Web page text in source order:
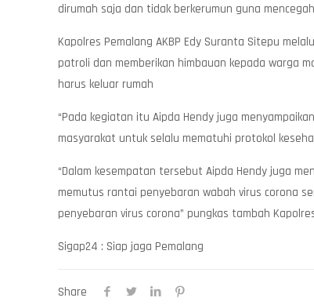
dirumah saja dan tidak berkerumun guna
Kapolres Pemalang AKBP Edy Suranta Sitepu
patroli dan memberikan himbauan kepada warga
harus keluar rumah
“Pada kegiatan itu Aipda Hendy juga
masyarakat untuk selalu mematuhi protokol
“Dalam kesempatan tersebut Aipda Hendy juga
memutus rantai penyebaran wabah virus corona
penyebaran virus corona” pungkas tambah
Sigap24 : Siap jaga Pemalang
Share